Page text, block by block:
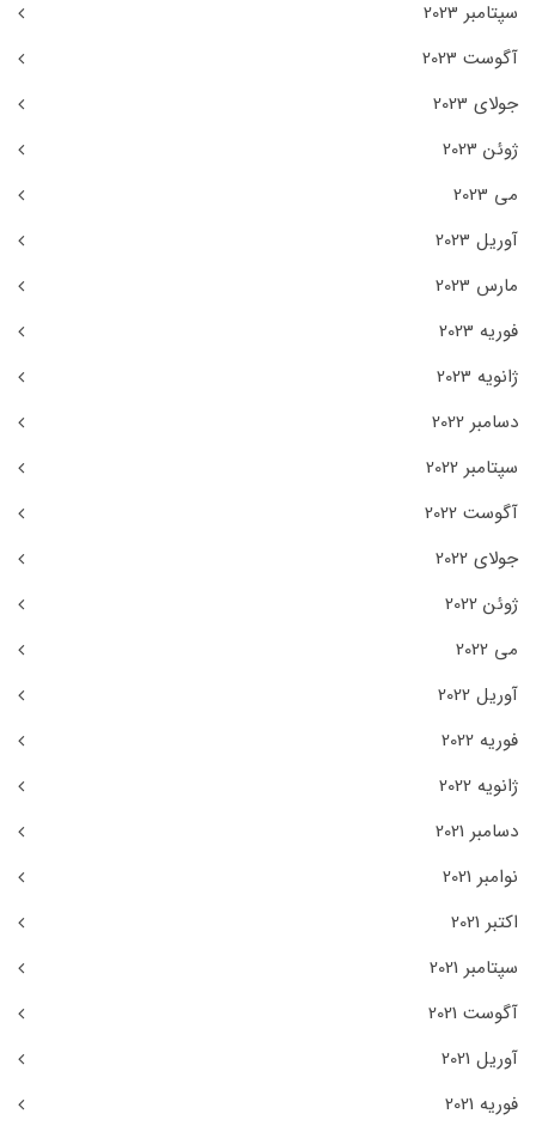
سپتامبر 2023
آگوست 2023
جولای 2023
ژوئن 2023
می 2023
آوریل 2023
مارس 2023
فوریه 2023
ژانویه 2023
دسامبر 2022
سپتامبر 2022
آگوست 2022
جولای 2022
ژوئن 2022
می 2022
آوریل 2022
فوریه 2022
ژانویه 2022
دسامبر 2021
نوامبر 2021
اکتبر 2021
سپتامبر 2021
آگوست 2021
آوریل 2021
فوریه 2021